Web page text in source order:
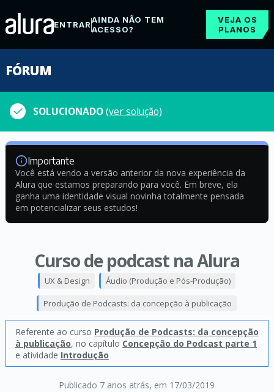
ENTRARAINDA NÃO TEM
ACESSO?
VEJA OS
PLANOS
FÓRUM
SOLUCIONADO(ver solução)
Importante
Você está vendo a versão anterior da nova experiência da
Alura que estamos preparando para você. Em breve, ela
ganha uma identidade visual novinha totalmente pensada
em potencializar seus estudos!
Curso de podcast na Alura
Publicado 7 anos atrás, em 17/03/2019
UX & Design Áudio (Produção e Pós-Produção)
Produção de Podcasts: da concepção à publicação
Referente ao curso Produção de Podcasts: da concepção
à publicação, no capítulo Concepção do Podcast parte 1
e atividade Introdução